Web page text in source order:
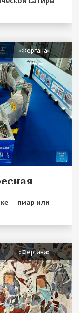
«Фергана»
— пиар или
«Фергана»